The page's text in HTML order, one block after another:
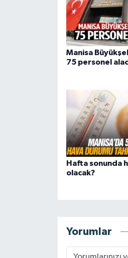
Manisa
75 personel
Hafta sonunda
olacak?
Yorumlar